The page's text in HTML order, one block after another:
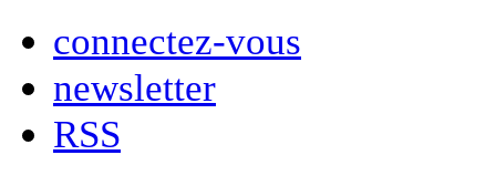
connectez-vous
newsletter
RSS